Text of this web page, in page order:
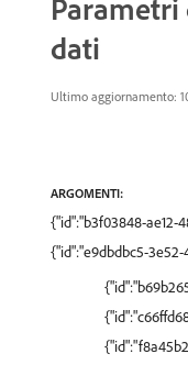
dati
Ultimo aggiornamento:
ARGOMENTI:
{"id":"b3f03848-ae12-
{"id":"e9dbdbc5-3e52-